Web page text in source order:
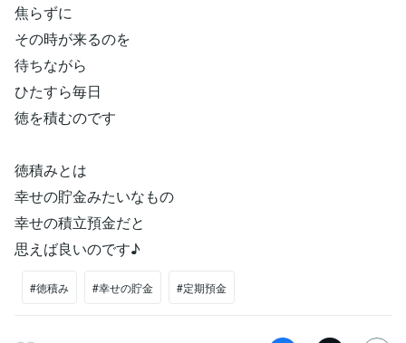
焦らずに
その時が来るのを
待ちながら
ひたすら毎日
徳を積むのです
徳積みとは
幸せの貯金みたいなもの
幸せの積立預金だと
思えば良いのです♪
#徳積み #幸せの貯金 #定期預金